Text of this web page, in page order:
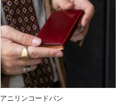
アニリンコードバン